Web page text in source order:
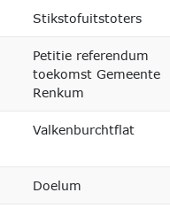
Stikstofuitstoters
Petitie referendum
toekomst Gemeente
Renkum
Valkenburchtflat
Doelum